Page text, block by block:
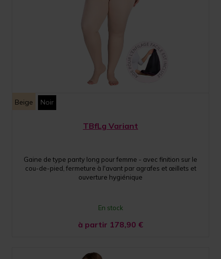
Beige Noir
TBfLg Variant
Gaine de type panty long pour femme - avec finition sur le
cou-de-pied, fermeture à l'avant par agrafes et œillets et
ouverture hygiénique
En stock
à partir 178,90 €